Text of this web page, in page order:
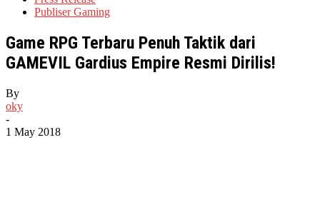
Publiser Gaming
Game RPG Terbaru Penuh Taktik dari
GAMEVIL Gardius Empire Resmi Dirilis!
By
oky
-
1 May 2018